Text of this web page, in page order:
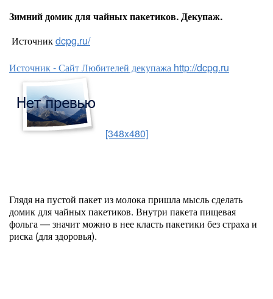
Зимний домик для чайных пакетиков. Декупаж.
Источникdcpg.ru/
Источник - Сайт Любителей декупажа http://dcpg.ru
[348x480]
Глядя на пустой пакет из молока пришла мысль сделать
домик для чайных пакетиков. Внутри пакета пищевая
фольга — значит можно в нее класть пакетики без страха и
риска (для здоровья).